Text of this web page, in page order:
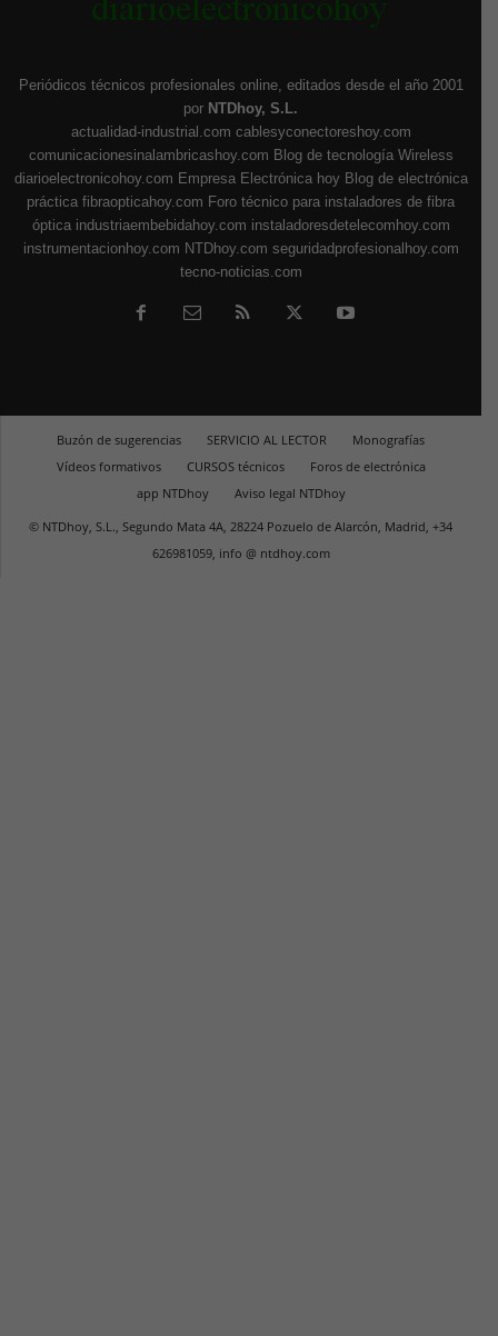
Periódicos técnicos profesionales online, editados desde el año 2001
por NTDhoy, S.L.
actualidad-industrial.com cablesyconectoreshoy.com
comunicacionesinalambricashoy.com Blog de tecnología Wireless
diarioelectronicohoy.com Empresa Electrónica hoy Blog de electrónica
práctica fibraopticahoy.com Foro técnico para instaladores de fibra
óptica industriaembebidahoy.com instaladoresdetelecomhoy.com
instrumentacionhoy.com NTDhoy.com seguridadprofesionalhoy.com
tecno-noticias.com
Buzón de sugerencias SERVICIO AL LECTOR
Monografías
Vídeos formativos
CURSOS técnicos
Foros de electrónica
app NTDhoy
Aviso legal NTDhoy
© NTDhoy, S.L., Segundo Mata 4A, 28224 Pozuelo de Alarcón, Madrid, +34
626981059, info @ ntdhoy.com